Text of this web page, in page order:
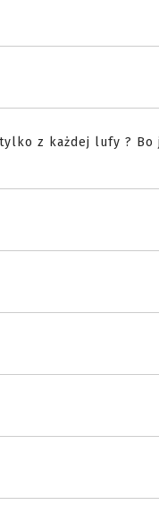
z każdej lufy ?